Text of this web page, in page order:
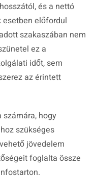
és a nettó
előfordul
szakaszában nem
ez a
időt, sem
az érintett
hogy
szükséges
jövedelem
foglalta össze